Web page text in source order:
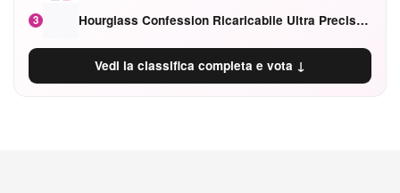
3 Hourglass Confession Ricaricabile Ultra Preciso Ad Alta Intensità Secretly Classic Red
Vedi la classifica completa e vota ↓